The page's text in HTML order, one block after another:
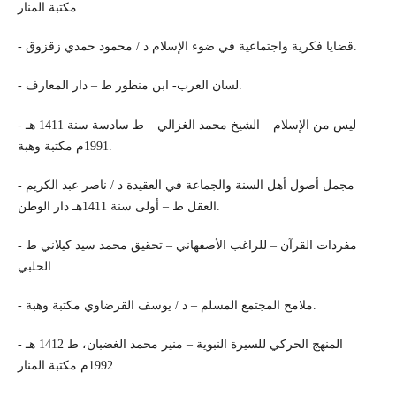
مكتبة المنار.
- قضايا فكرية واجتماعية في ضوء الإسلام د / محمود حمدي زقزوق.
- لسان العرب- ابن منظور ط – دار المعارف.
- ليس من الإسلام – الشيخ محمد الغزالي – ط سادسة سنة 1411 هـ
- مجمل أصول أهل السنة والجماعة في العقيدة د / ناصر عبد الكريم
- مفردات القرآن – للراغب الأصفهاني – تحقيق محمد سيد كيلاني ط
- المنهج الحركي للسيرة النبوية – منير محمد الغضبان، ط 1412 هـ